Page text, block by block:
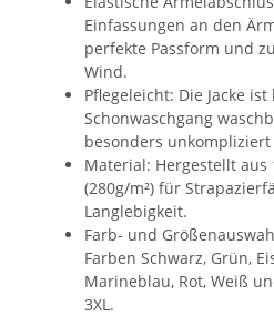
Einfassungen an den
perfekte Passform und
Wind.
Pflegeleicht: Die Jacke ist
Schonwaschgang
besonders unkompliziert
Material: Hergestellt aus
(280g/m²) für
Langlebigkeit.
Farb- und
Farben Schwarz, Grün,
Marineblau, Rot, Weiß
3XL.